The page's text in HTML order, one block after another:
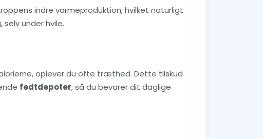
indre varmeproduktion, hvilket naturligt
, selv under hvile.
oplever du ofte træthed. Dette tilskud
fedtdepoter, så du bevarer dit daglige